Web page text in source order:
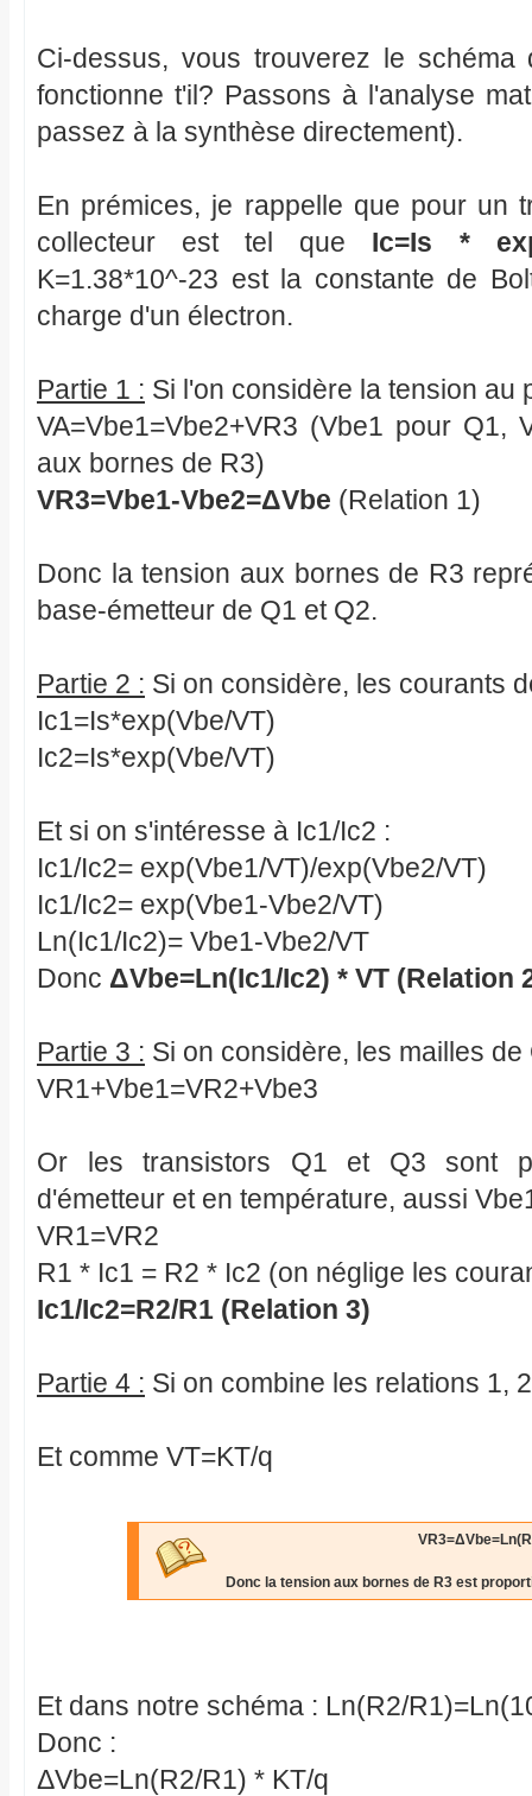
Ci-dessus, vous trouverez le schéma
fonctionne t'il? Passons à l'analyse
passez à la synthèse directement).
En prémices, je rappelle que pour un
collecteur est tel que Ic=Is *
K=1.38*10^-23 est la constante de
charge d'un électron.
Partie 1 : Si l'on considère la tension au
VA=Vbe1=Vbe2+VR3 (Vbe1 pour
aux bornes de R3)
VR3=Vbe1-Vbe2=ΔVbe (Relation 1)
Donc la tension aux bornes de R3
base-émetteur de Q1 et Q2.
Partie 2 : Si on considère, les courants
Ic1=Is*exp(Vbe/VT)
Ic2=Is*exp(Vbe/VT)
Et si on s'intéresse à Ic1/Ic2 :
Ic1/Ic2= exp(Vbe1/VT)/exp(Vbe2/VT)
Ic1/Ic2= exp(Vbe1-Vbe2/VT)
Ln(Ic1/Ic2)= Vbe1-Vbe2/VT
Donc ΔVbe=Ln(Ic1/Ic2) * VT (Relation
Partie 3 : Si on considère, les mailles de
VR1+Vbe1=VR2+Vbe3
Or les transistors Q1 et Q3 sont
d'émetteur et en température, aussi
VR1=VR2
R1 * Ic1 = R2 * Ic2 (on néglige les
Ic1/Ic2=R2/R1 (Relation 3)
Partie 4 : Si on combine les relations 1,
Et comme VT=KT/q
Donc la tension aux bornes de R3 est
Et dans notre schéma : Ln(R2/
Donc :
ΔVbe=Ln(R2/R1) * KT/q